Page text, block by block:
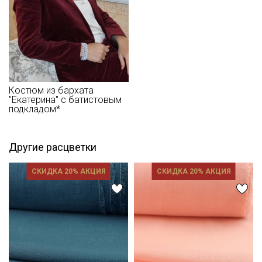
Цветопередача (тон) может отличаться от оригинального
цвета ткани в зависимости от настроек вашего монитора и в
зависимости от партии."
Костюм из бархата
"Екатерина" с батистовым
подкладом*
Другие расцветки
СКИДКА 20% АКЦИЯ СКИДКА 20% АКЦИЯ